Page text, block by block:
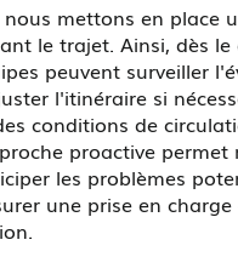
mettons en place
le trajet. Ainsi, dès le
peuvent surveiller
l'itinéraire si
conditions de
proactive permet
les problèmes
une prise en